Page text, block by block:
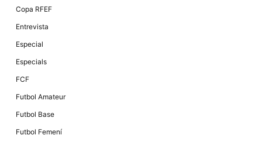
Copa RFEF
Entrevista
Especial
Especials
FCF
Futbol Amateur
Futbol Base
Futbol Femení